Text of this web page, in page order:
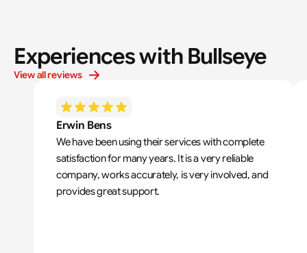
Experiences with Bullseye
View all reviews
Erwin Bens
We have been using their services with complete
satisfaction for many years. It is a very reliable
company, works accurately, is very involved, and
provides great support.